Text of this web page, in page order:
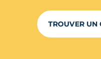
TROUVER UN